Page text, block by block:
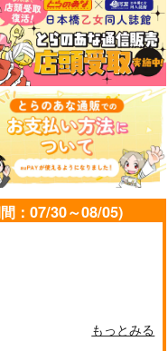
：07/30～08/05)
もっとみる